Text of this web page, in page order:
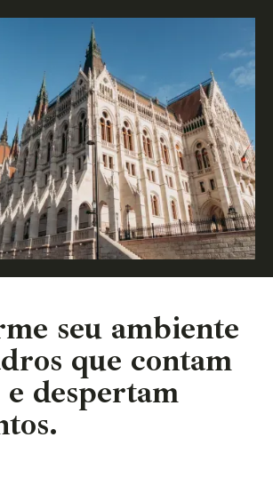
seu ambiente
que contam
despertam